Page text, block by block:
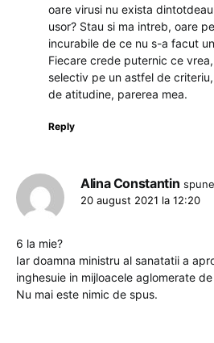
oare virusi nu exista
usor? Stau si ma intreb, oare
incurabile de ce nu s-a facut
Fiecare crede puternic ce
selectiv pe un astfel de
de atitudine, parerea mea.
Reply
Alina Constantin
20 august 2021 la 12:20
6 la mie?
Iar doamna ministru al sanatatii a
inghesuie in mijloacele aglomerate
Nu mai este nimic de spus.